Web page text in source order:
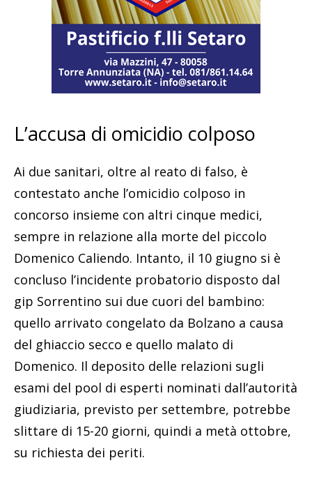
L’accusa di omicidio colposo
Ai due sanitari, oltre al reato di falso, è
contestato anche l’omicidio colposo in
concorso insieme con altri cinque medici,
sempre in relazione alla morte del piccolo
Domenico Caliendo. Intanto, il 10 giugno si è
concluso l’incidente probatorio disposto dal
gip Sorrentino sui due cuori del bambino:
quello arrivato congelato da Bolzano a causa
del ghiaccio secco e quello malato di
Domenico. Il deposito delle relazioni sugli
esami del pool di esperti nominati dall’autorità
giudiziaria, previsto per settembre, potrebbe
slittare di 15-20 giorni, quindi a metà ottobre,
su richiesta dei periti.